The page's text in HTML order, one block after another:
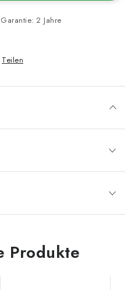
Garantie: 2 Jahre
Teilen
Produkte